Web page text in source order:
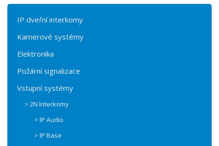
IP dveřní interkomy
Kamerové systémy
Elektronika
Požární signalizace
Vstupní systémy
> 2N Interkomy
> IP Audio
> IP Base